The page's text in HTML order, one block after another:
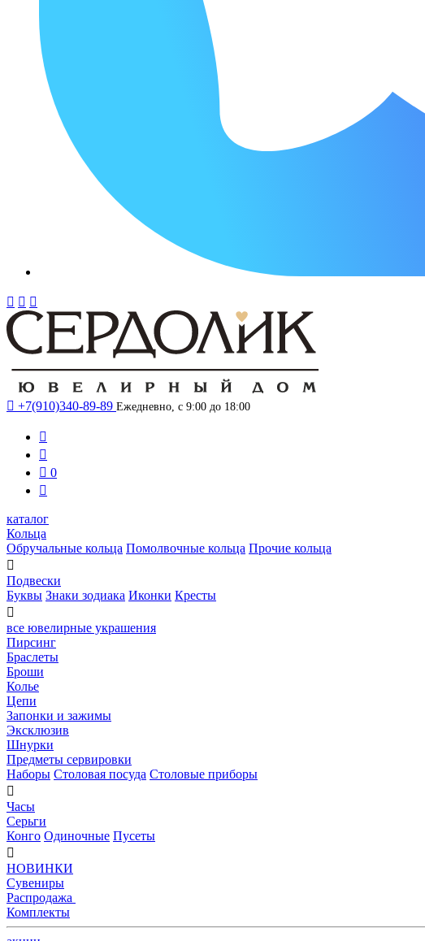
  
 +7(910)340-89-89 Ежедневно, с 9:00 до 18:00


 0

каталог
Кольца
Обручальные кольца Помолвочные кольца Прочие кольца

Подвески
Буквы Знаки зодиака Иконки Кресты

все ювелирные украшения
Пирсинг
Браслеты
Броши
Колье
Цепи
Запонки и зажимы
Эксклюзив
Шнурки
Предметы сервировки
Наборы Столовая посуда Столовые приборы

Часы
Серьги
Конго Одиночные Пусеты

НОВИНКИ
Сувениры
Распродажа
Комплекты